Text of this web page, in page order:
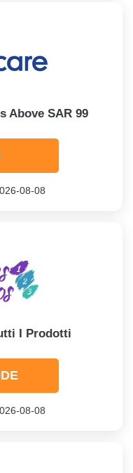
Above SAR 99
08-08
I Prodotti
08-08